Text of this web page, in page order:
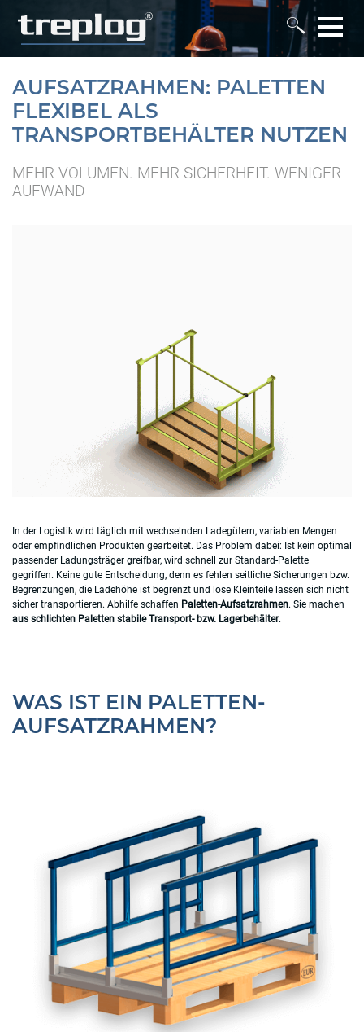
AUFSATZRAHMEN: PALETTEN
FLEXIBEL ALS
TRANSPORTBEHÄLTER NUTZEN
MEHR VOLUMEN. MEHR SICHERHEIT. WENIGER
AUFWAND
In der Logistik wird täglich mit wechselnden Ladegütern, variablen Mengen
oder empfindlichen Produkten gearbeitet. Das Problem dabei: Ist kein optimal
passender Ladungsträger greifbar, wird schnell zur Standard-Palette
gegriffen. Keine gute Entscheidung, denn es fehlen seitliche Sicherungen bzw.
Begrenzungen, die Ladehöhe ist begrenzt und lose Kleinteile lassen sich nicht
sicher transportieren. Abhilfe schaffen Paletten-Aufsatzrahmen. Sie machen
aus schlichten Paletten stabile Transport- bzw. Lagerbehälter.
WAS IST EIN PALETTEN-
AUFSATZRAHMEN?